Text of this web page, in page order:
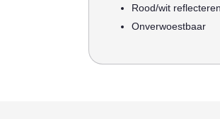
Rood/wit
Onverwoestbaar